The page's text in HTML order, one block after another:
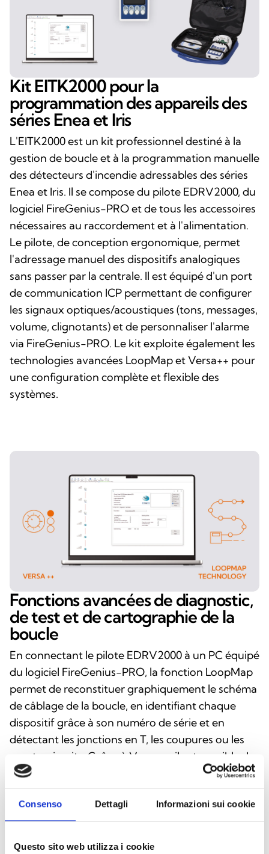
Consenso Dettagli Informazioni sui cookie
Questo sito web utilizza i cookie
Kit EITK2000 pour la
programmation des appareils des
séries Enea et Iris
L'EITK2000 est un kit professionnel destiné à la
gestion de boucle et à la programmation manuelle
des détecteurs d'incendie adressables des séries
Enea et Iris. Il se compose du pilote EDRV2000, du
logiciel FireGenius-PRO et de tous les accessoires
nécessaires au raccordement et à l'alimentation.
Le pilote, de conception ergonomique, permet
l'adressage manuel des dispositifs analogiques
sans passer par la centrale. Il est équipé d'un port
de communication ICP permettant de configurer
les signaux optiques/acoustiques (tons, messages,
volume, clignotants) et de personnaliser l'alarme
via FireGenius-PRO. Le kit exploite également les
technologies avancées LoopMap et Versa++ pour
une configuration complète et flexible des
systèmes.
Fonctions avancées de diagnostic,
de test et de cartographie de la
boucle
En connectant le pilote EDRV2000 à un PC équipé
du logiciel FireGenius-PRO, la fonction LoopMap
permet de reconstituer graphiquement le schéma
de câblage de la boucle, en identifiant chaque
dispositif grâce à son numéro de série et en
détectant les jonctions en T, les coupures ou les
courts-circuits. Grâce à Versa++, il est possible de
configurer et de tester les capteurs de la série IRIS
en fonction de l'environnement spécifique. Le kit
permet également des relevés en temps réel, la
vérification de l'état, l'analyse des mémoires non
volatiles et des tests de parcours avec rapport